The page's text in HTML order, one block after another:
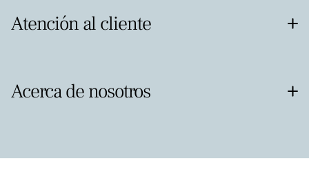
Atención al cliente
Acerca de nosotros